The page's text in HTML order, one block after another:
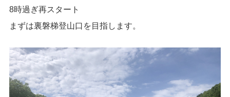
8時過ぎ再スタート
まずは裏磐梯登山口を目指します。